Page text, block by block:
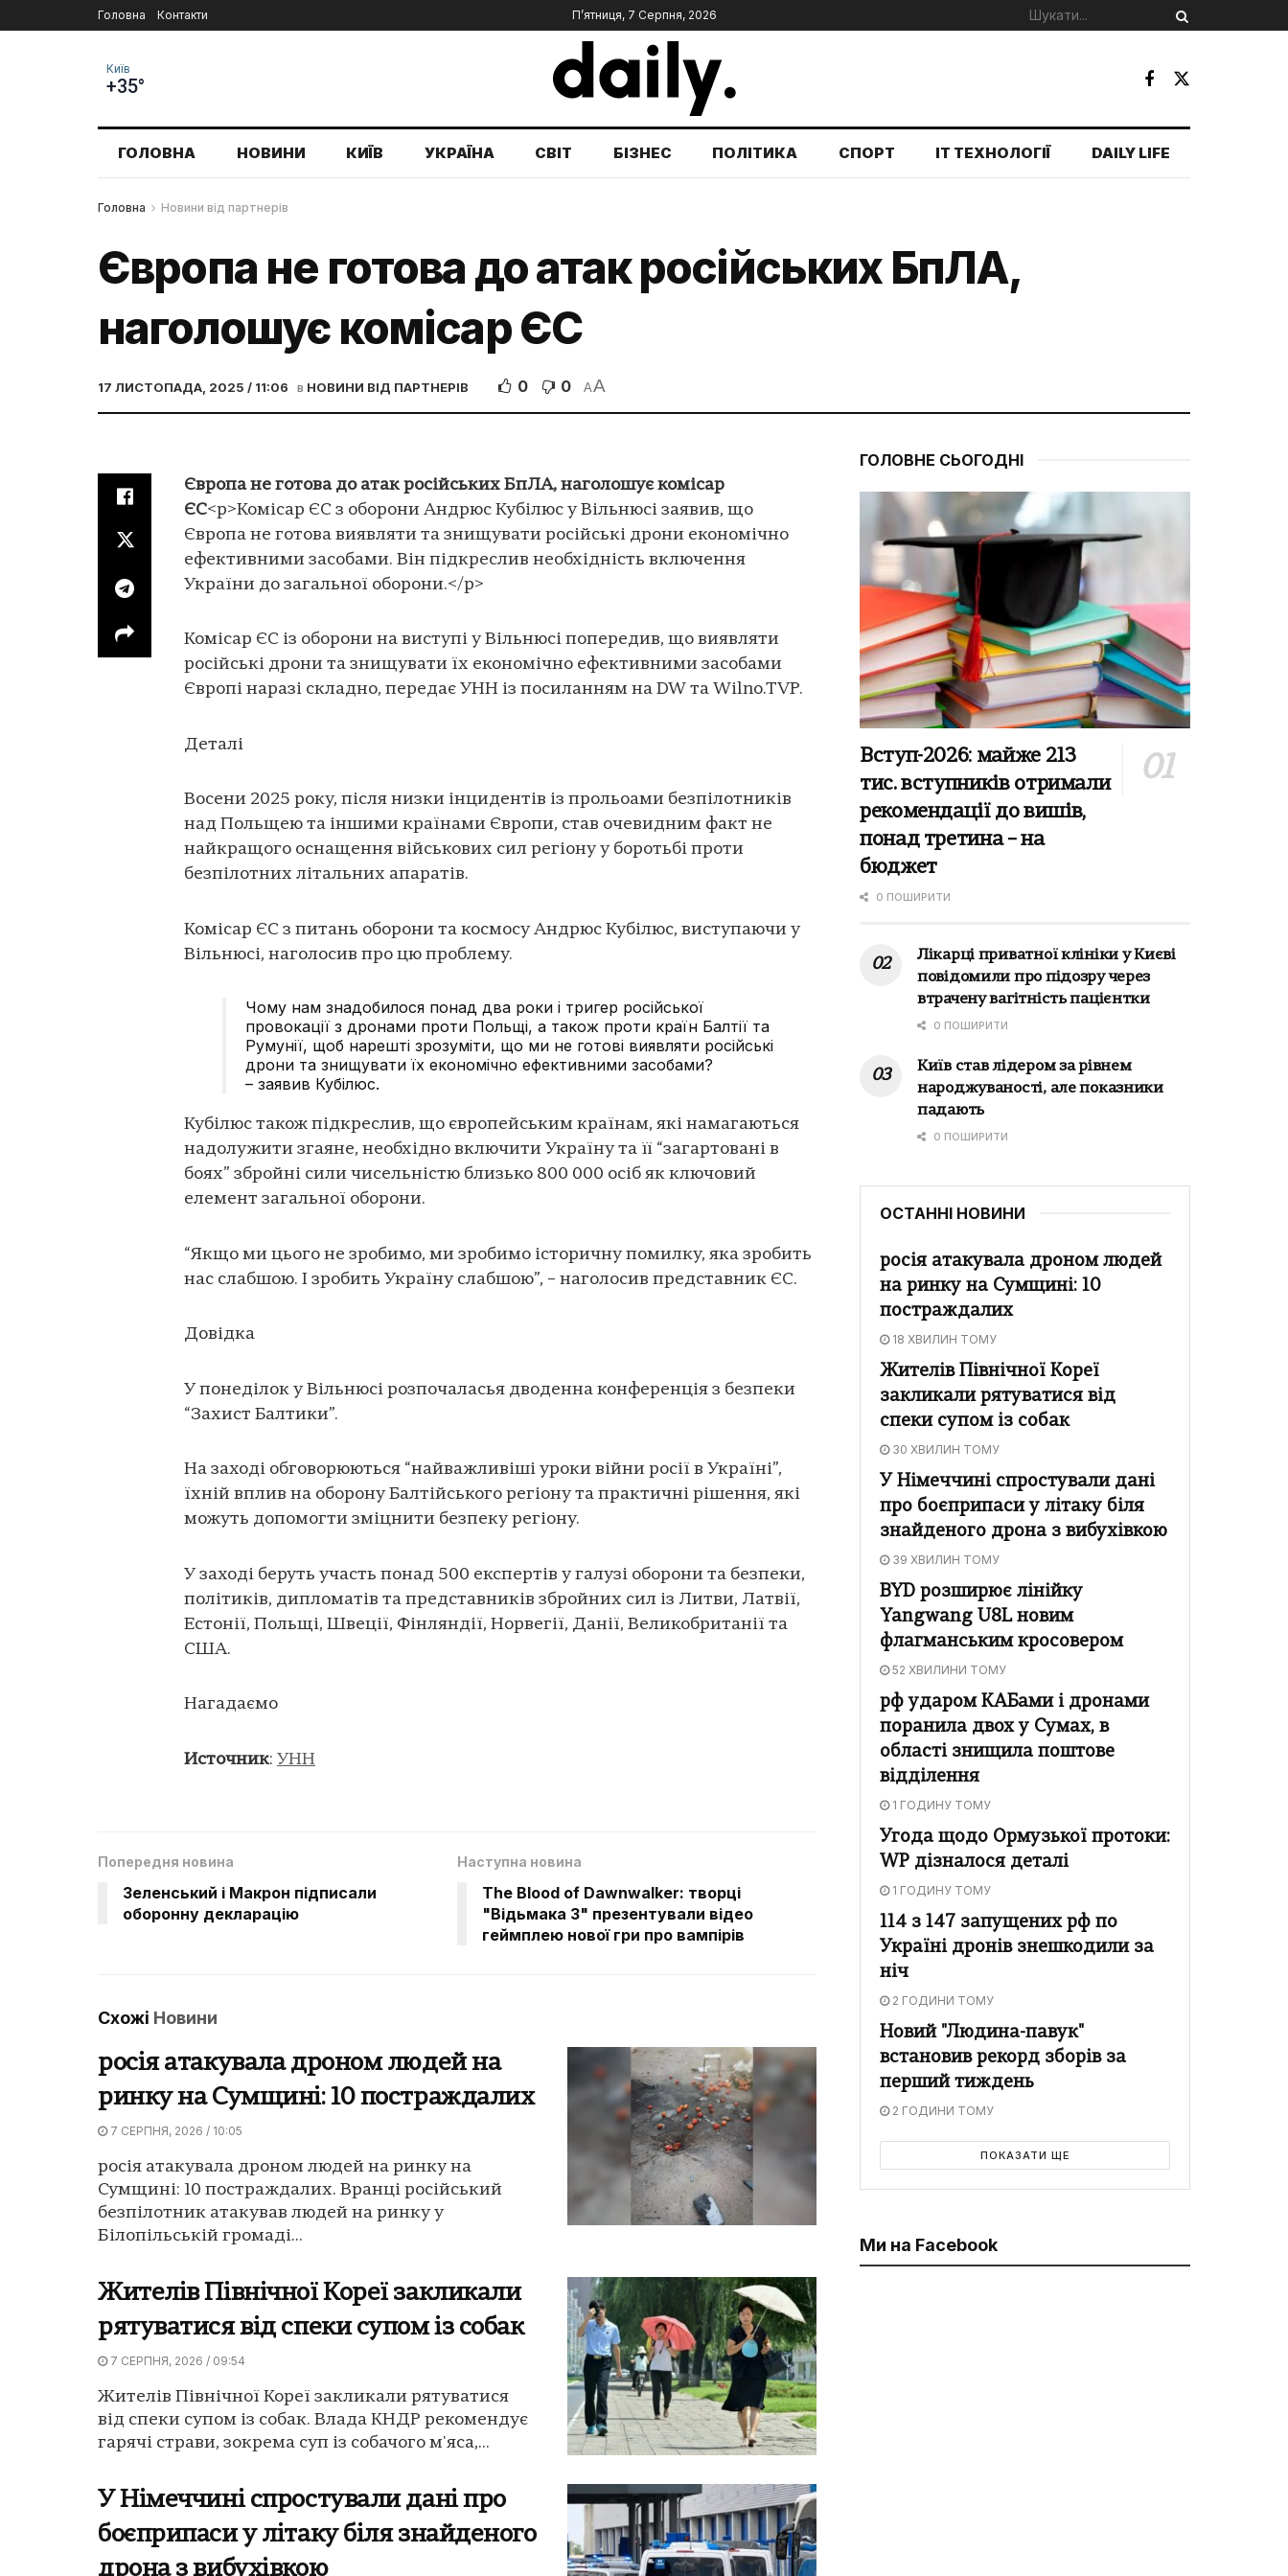
Головна Контакти П’ятниця, 7 Серпня, 2026
Київ
+35°
ГОЛОВНА НОВИНИ КИЇВ УКРАЇНА СВІТ БІЗНЕС ПОЛІТИКА СПОРТ IT ТЕХНОЛОГІЇ DAILY LIFE
Головна Новини від партнерів
Європа не готова до атак російських БпЛА,
наголошує комісар ЄС
17 ЛИСТОПАДА, 2025 / 11:06 в НОВИНИ ВІД ПАРТНЕРІВ 0 0 AA
Європа не готова до атак російських БпЛА, наголошує комісар
ЄС<p>Комісар ЄС з оборони Андрюс Кубілюс у Вільнюсі заявив, що
Європа не готова виявляти та знищувати російські дрони економічно
ефективними засобами. Він підкреслив необхідність включення
України до загальної оборони.</p>
Комісар ЄС із оборони на виступі у Вільнюсі попередив, що виявляти
російські дрони та знищувати їх економічно ефективними засобами
Європі наразі складно, передає УНН із посиланням на DW та Wilno.TVP.
Деталі
Восени 2025 року, після низки інцидентів із прольоами безпілотників
над Польщею та іншими країнами Європи, став очевидним факт не
найкращого оснащення військових сил регіону у боротьбі проти
безпілотних літальних апаратів.
Комісар ЄС з питань оборони та космосу Андрюс Кубілюс, виступаючи у
Вільнюсі, наголосив про цю проблему.
Чому нам знадобилося понад два роки і тригер російської
провокації з дронами проти Польщі, а також проти країн Балтії та
Румунії, щоб нарешті зрозуміти, що ми не готові виявляти російські
дрони та знищувати їх економічно ефективними засобами?
– заявив Кубілюс.
Кубілюс також підкреслив, що європейським країнам, які намагаються
надолужити згаяне, необхідно включити Україну та її “загартовані в
боях” збройні сили чисельністю близько 800 000 осіб як ключовий
елемент загальної оборони.
“Якщо ми цього не зробимо, ми зробимо історичну помилку, яка зробить
нас слабшою. І зробить Україну слабшою”, – наголосив представник ЄС.
Довідка
У понеділок у Вільнюсі розпочаласья дводенна конференція з безпеки
“Захист Балтики”.
На заході обговорюються “найважливіші уроки війни росії в Україні”,
їхній вплив на оборону Балтійського регіону та практичні рішення, які
можуть допомогти зміцнити безпеку регіону.
У заході беруть участь понад 500 експертів у галузі оборони та безпеки,
політиків, дипломатів та представників збройних сил із Литви, Латвії,
Естонії, Польщі, Швеції, Фінляндії, Норвегії, Данії, Великобританії та
США.
Нагадаємо
Источник: УНН
Попередня новина
Зеленський і Макрон підписали
оборонну декларацію
Наступна новина
The Blood of Dawnwalker: творці
"Відьмака 3" презентували відео
геймплею нової гри про вампірів
Схожі Новини
росія атакувала дроном людей на
ринку на Сумщині: 10 постраждалих
7 СЕРПНЯ, 2026 / 10:05
росія атакувала дроном людей на ринку на
Сумщині: 10 постраждалих. Вранці російський
безпілотник атакував людей на ринку у
Білопільській громаді...
Жителів Північної Кореї закликали
рятуватися від спеки супом із собак
7 СЕРПНЯ, 2026 / 09:54
Жителів Північної Кореї закликали рятуватися
від спеки супом із собак. Влада КНДР рекомендує
гарячі страви, зокрема суп із собачого м'яса,...
У Німеччині спростували дані про
боєприпаси у літаку біля знайденого
дрона з вибухівкою
ГОЛОВНЕ СЬОГОДНІ
Вступ-2026: майже 213
тис. вступників отримали
рекомендації до вишів,
понад третина – на
бюджет
0 ПОШИРИТИ
Лікарці приватної клініки у Києві
повідомили про підозру через
втрачену вагітність пацієнтки
0 ПОШИРИТИ
Київ став лідером за рівнем
народжуваності, але показники
падають
0 ПОШИРИТИ
ОСТАННІ НОВИНИ
росія атакувала дроном людей
на ринку на Сумщині: 10
постраждалих
18 ХВИЛИН ТОМУ
Жителів Північної Кореї
закликали рятуватися від
спеки супом із собак
30 ХВИЛИН ТОМУ
У Німеччині спростували дані
про боєприпаси у літаку біля
знайденого дрона з вибухівкою
39 ХВИЛИН ТОМУ
BYD розширює лінійку
Yangwang U8L новим
флагманським кросовером
52 ХВИЛИНИ ТОМУ
рф ударом КАБами і дронами
поранила двох у Сумах, в
області знищила поштове
відділення
1 ГОДИНУ ТОМУ
Угода щодо Ормузької протоки:
WP дізналося деталі
1 ГОДИНУ ТОМУ
114 з 147 запущених рф по
Україні дронів знешкодили за
ніч
2 ГОДИНИ ТОМУ
Новий "Людина-павук"
встановив рекорд зборів за
перший тиждень
2 ГОДИНИ ТОМУ
ПОКАЗАТИ ЩЕ
Ми на Facebook